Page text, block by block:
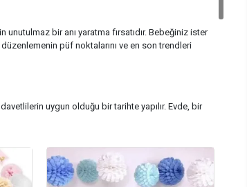
bir anı yaratma fırsatıdır. Bebeğiniz ister
püf noktalarını ve en son trendleri
uygun olduğu bir tarihte yapılır. Evde, bir
figürleri, denizaltı dünyası ve doğa teması